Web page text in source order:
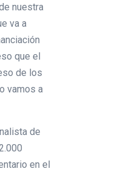
nuestra
va a
que el
de los
vamos a
de
en el